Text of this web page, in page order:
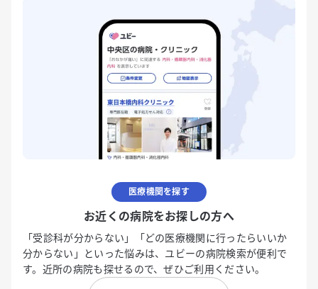
医療機関を探す
お近くの病院をお探しの方へ
「受診科が分からない」「どの医療機関に行ったらいいか
分からない」といった悩みは、ユビーの病院検索が便利で
す。近所の病院も探せるので、ぜひご利用ください。